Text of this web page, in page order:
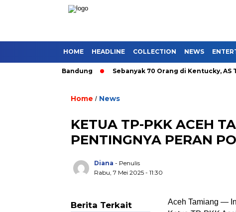
HOME HEADLINE COLLECTION NEWS
Umum di Bandung Sebanyak 70 Orang di Kentucky, AS
Home / News
KETUA TP-PKK ACEH
PENTINGNYA PERAN
Diana - Penulis
Rabu, 7 Mei 2025 - 11:30
Aceh Tamiang —
Berita Terkait